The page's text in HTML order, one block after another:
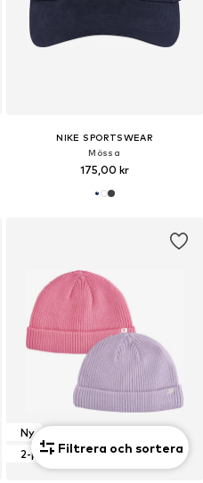
NIKE SPORTSWEAR
Mössa
175,00 kr
Ny
2-pack Filtrera och sortera